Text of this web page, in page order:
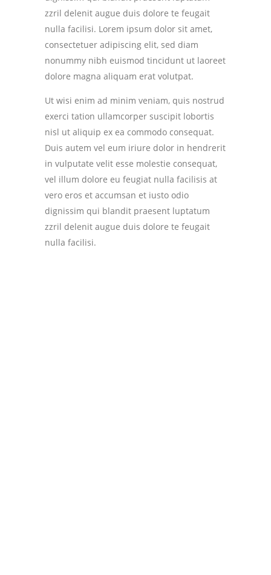
zzril delenit augue duis dolore te feugait
nulla facilisi. Lorem ipsum dolor sit amet,
consectetuer adipiscing elit, sed diam
nonummy nibh euismod tincidunt ut laoreet
dolore magna aliquam erat volutpat.
Ut wisi enim ad minim veniam, quis nostrud
exerci tation ullamcorper suscipit lobortis
nisl ut aliquip ex ea commodo consequat.
Duis autem vel eum iriure dolor in hendrerit
in vulputate velit esse molestie consequat,
vel illum dolore eu feugiat nulla facilisis at
vero eros et accumsan et iusto odio
dignissim qui blandit praesent luptatum
zzril delenit augue duis dolore te feugait
nulla facilisi.